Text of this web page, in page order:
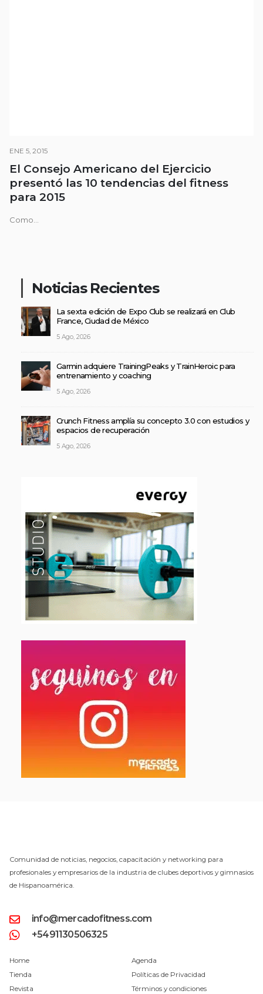
ENE 5, 2015
El Consejo Americano del Ejercicio
presentó las 10 tendencias del fitness
para 2015
Como...
Noticias Recientes
La sexta edición de Expo Club se realizará en Club
France, Ciudad de México
5 Ago, 2026
Garmin adquiere TrainingPeaks y TrainHeroic para
entrenamiento y coaching
5 Ago, 2026
Crunch Fitness amplía su concepto 3.0 con estudios y
espacios de recuperación
5 Ago, 2026
Comunidad de noticias, negocios, capacitación y networking para
profesionales y empresarios de la industria de clubes deportivos y gimnasios
de Hispanoamérica.
info@mercadofitness.com
+5491130506325
Home
Tienda
Revista
Agenda
Políticas de Privacidad
Términos y condiciones